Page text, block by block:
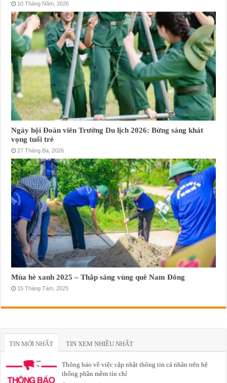
10 Tháng Năm, 2026
Ngày hội Đoàn viên Trường Du lịch 2026: Bừng sáng khát
vọng tuổi trẻ
27 Tháng Ba, 2026
Mùa hè xanh 2025 – Thắp sáng vùng quê Nam Đông
15 Tháng Tám, 2025
TIN MỚI NHẤT TIN XEM NHIỀU NHẤT
Thông báo về việc cập nhật thông tin cá nhân trên hệ
thống phần mềm tín chỉ